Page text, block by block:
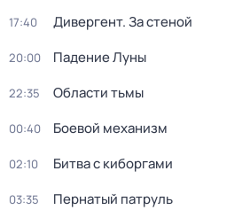
17:40 Дивергент. За стеной
20:00 Падение Луны
22:35 Области тьмы
00:40 Боевой механизм
02:10 Битва с киборгами
03:35 Пернатый патруль